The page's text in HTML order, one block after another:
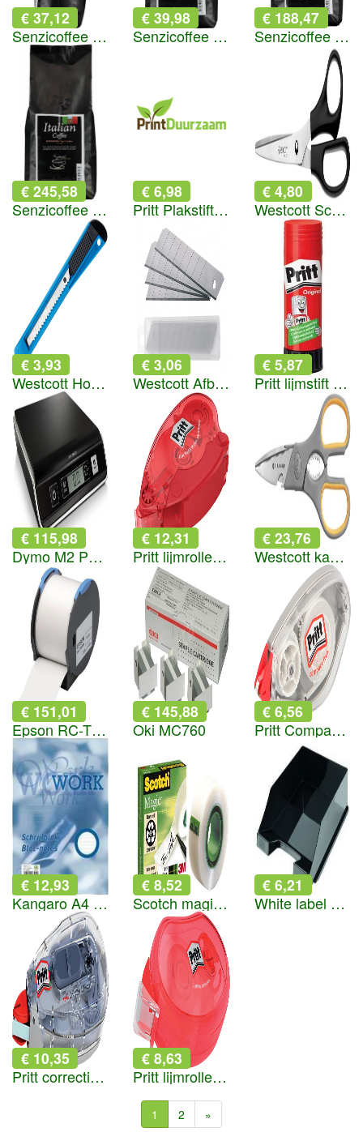
€ 37,12
Senzicoffee Mexican Koffiebonen
€ 39,98
Senzicoffee Italian Koffiebonen
€ 188,47
Senzicoffee Mexican Coffee 8 zakken
€ 245,58
Senzicoffee Italian Coffee 8 zakken
€ 6,98
Pritt Plakstift 43 gram
€ 4,80
Westcott Schaar zwart
€ 3,93
Westcott Hobbymes 9mm blauw
€ 3,06
Westcott Afbreekmes vervangingsmessen 18mm
€ 5,87
Pritt lijmstift 22gr
€ 115,98
Dymo M2 Postweegschaal 2 KG
€ 12,31
Pritt lijmroller houder en navulling permanent
€ 23,76
Westcott kantoorschaar 21cm
€ 151,01
Epson RC-T5WNA wit
€ 145,88
Oki MC760
€ 6,56
Pritt Compact correctieroller Flex 4,2mm
€ 12,93
Kangaro A4 blok gelinieerd 5-pack wit
€ 8,52
Scotch magic 810 onzichtbare plakband 19x32,9 mm transparant
€ 6,21
White label Brievenbak A4 zwart
€ 10,35
Pritt correctieroller navulbaar
€ 8,63
Pritt lijmroller Compact
1 2 »